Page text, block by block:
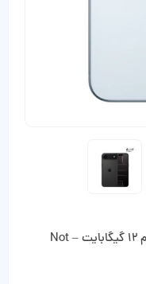
گوشی اپل iPhone 17 Air ظرفیت 256 رم 12 گیگابایت – Not